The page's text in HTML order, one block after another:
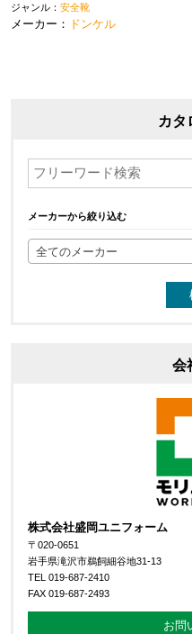
ジャンル： 安全靴
メーカー： ドンケル
カタ
メーカーから絞り込む
全てのメーカー
会
株式会社盛岡ユニフォーム
〒020-0651
岩手県滝沢市鵜飼細谷地31-13
TEL 019-687-2410
FAX 019-687-2493
お問